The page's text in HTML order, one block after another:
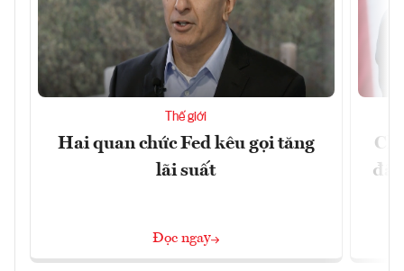
Thế giới
Hai quan chức Fed kêu gọi tăng
lãi suất
Đọc ngay
đã